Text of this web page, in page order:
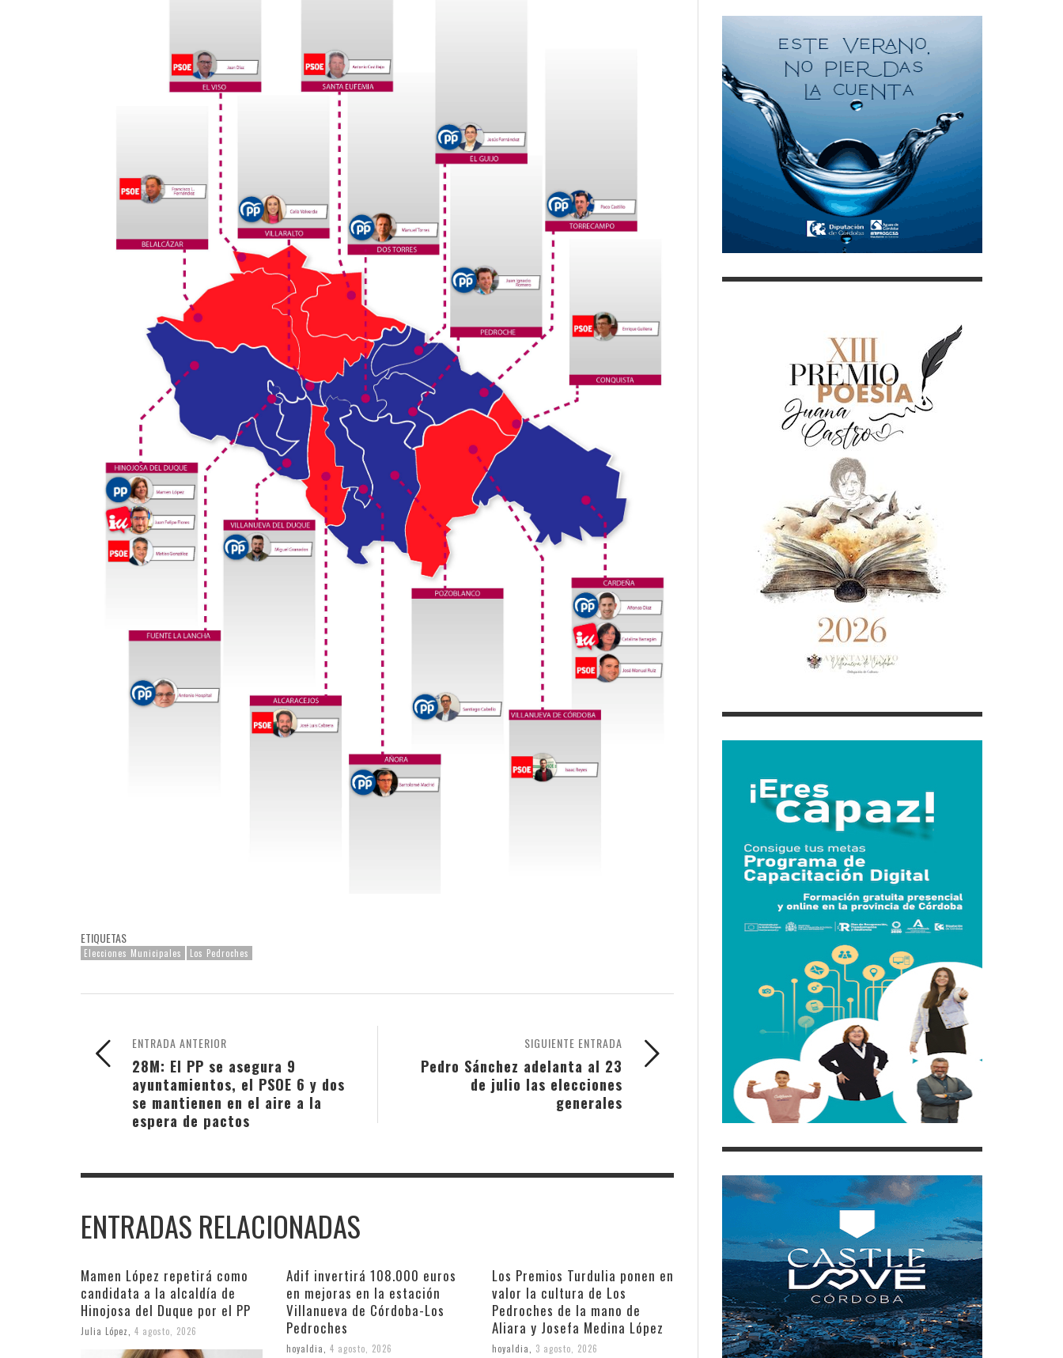
ETIQUETAS
Elecciones Municipales Los Pedroches
SIGUIENTE ENTRADA
Pedro Sánchez adelanta al 23
de julio las elecciones
generales
ENTRADA ANTERIOR
28M: El PP se asegura 9
ayuntamientos, el PSOE 6 y dos
se mantienen en el aire a la
espera de pactos
ENTRADAS RELACIONADAS
Mamen López repetirá como
candidata a la alcaldía de
Hinojosa del Duque por el PP
Julia López 4 agosto, 2026
Adif invertirá 108.000 euros
en mejoras en la estación
Villanueva de Córdoba-Los
Pedroches
hoyaldia 4 agosto, 2026
Los Premios Turdulia ponen en
valor la cultura de Los
Pedroches de la mano de
Aliara y Josefa Medina López
hoyaldia 3 agosto, 2026